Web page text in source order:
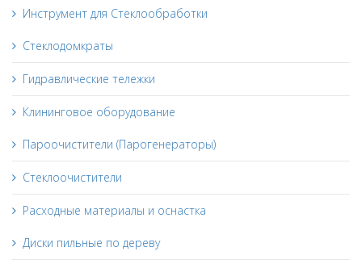
Инструмент для Стеклообработки
Стеклодомкраты
Гидравлические тележки
Клининговое оборудование
Пароочистители (Парогенераторы)
Стеклоочистители
Расходные материалы и оснастка
Диски пильные по дереву